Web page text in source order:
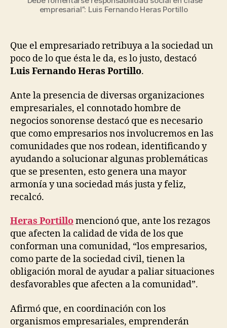
empresarial”: Luis Fernando Heras Portillo
Que el empresariado retribuya a la sociedad un
poco de lo que ésta le da, es lo justo, destacó
Luis Fernando Heras Portillo.
Ante la presencia de diversas organizaciones
empresariales, el connotado hombre de
negocios sonorense destacó que es necesario
que como empresarios nos involucremos en las
comunidades que nos rodean, identificando y
ayudando a solucionar algunas problemáticas
que se presenten, esto genera una mayor
armonía y una sociedad más justa y feliz,
recalcó.
Heras Portillomencionó que, ante los rezagos
que afecten la calidad de vida de los que
conforman una comunidad, “los empresarios,
como parte de la sociedad civil, tienen la
obligación moral de ayudar a paliar situaciones
desfavorables que afecten a la comunidad”.
Afirmó que, en coordinación con los
organismos empresariales, emprenderán